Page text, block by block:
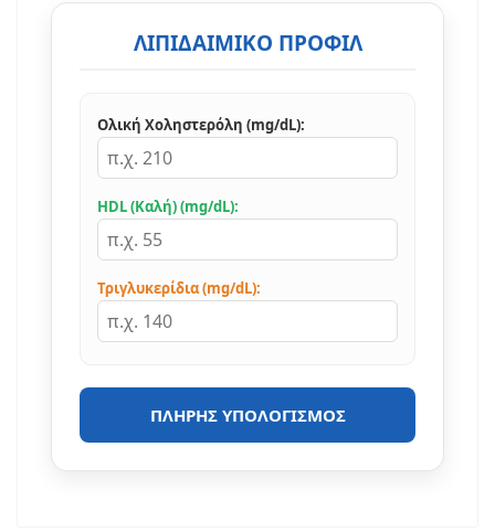
ΛΙΠΙΔΑΙΜΙΚΌ ΠΡΟΦΊΛ
Ολική Χοληστερόλη (mg/dL):
HDL (Καλή) (mg/dL):
Τριγλυκερίδια (mg/dL):
ΠΛΉΡΗΣ ΥΠΟΛΟΓΙΣΜΌΣ